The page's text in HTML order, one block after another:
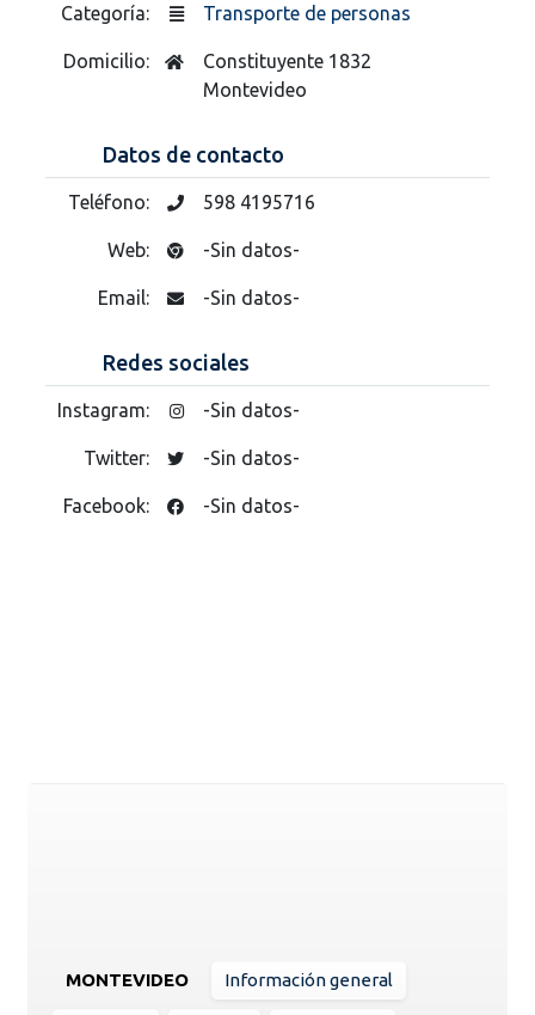
Categoría: Transporte de personas
Domicilio:
Constituyente 1832
Montevideo
Datos de contacto
Teléfono: 598 4195716
Web: -Sin datos-
Email: -Sin datos-
Redes sociales
Instagram: -Sin datos-
Twitter: -Sin datos-
Facebook: -Sin datos-
MONTEVIDEO Información general